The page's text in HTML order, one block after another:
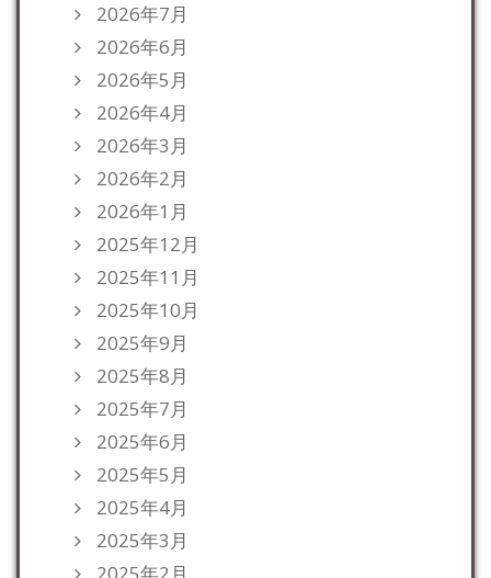
2026年7月
2026年6月
2026年5月
2026年4月
2026年3月
2026年2月
2026年1月
2025年12月
2025年11月
2025年10月
2025年9月
2025年8月
2025年7月
2025年6月
2025年5月
2025年4月
2025年3月